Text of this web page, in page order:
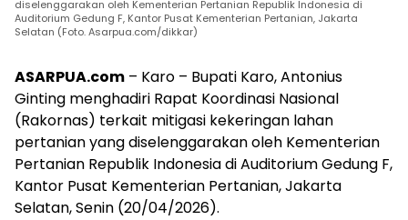
diselenggarakan oleh Kementerian Pertanian Republik Indonesia di
Auditorium Gedung F, Kantor Pusat Kementerian Pertanian, Jakarta
Selatan (Foto. Asarpua.com/dikkar)
ASARPUA.com – Karo – Bupati Karo, Antonius
Ginting menghadiri Rapat Koordinasi Nasional
(Rakornas) terkait mitigasi kekeringan lahan
pertanian yang diselenggarakan oleh Kementerian
Pertanian Republik Indonesia di Auditorium Gedung F,
Kantor Pusat Kementerian Pertanian, Jakarta
Selatan, Senin (20/04/2026).